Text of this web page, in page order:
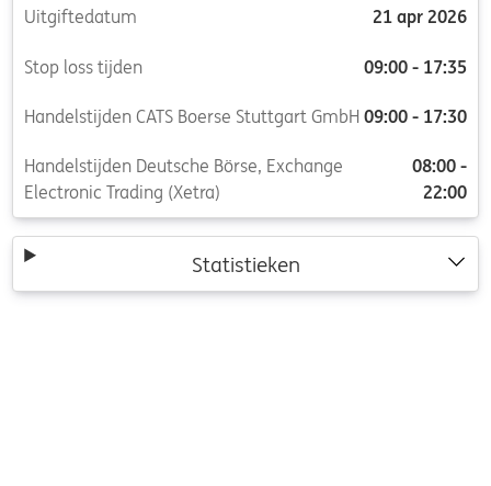
Uitgiftedatum 21 apr 2026
Stop loss tijden 09:00 - 17:35
Handelstijden CATS Boerse Stuttgart GmbH 09:00 - 17:30
Handelstijden Deutsche Börse, Exchange
Electronic Trading (Xetra)
08:00 -
22:00
Statistieken